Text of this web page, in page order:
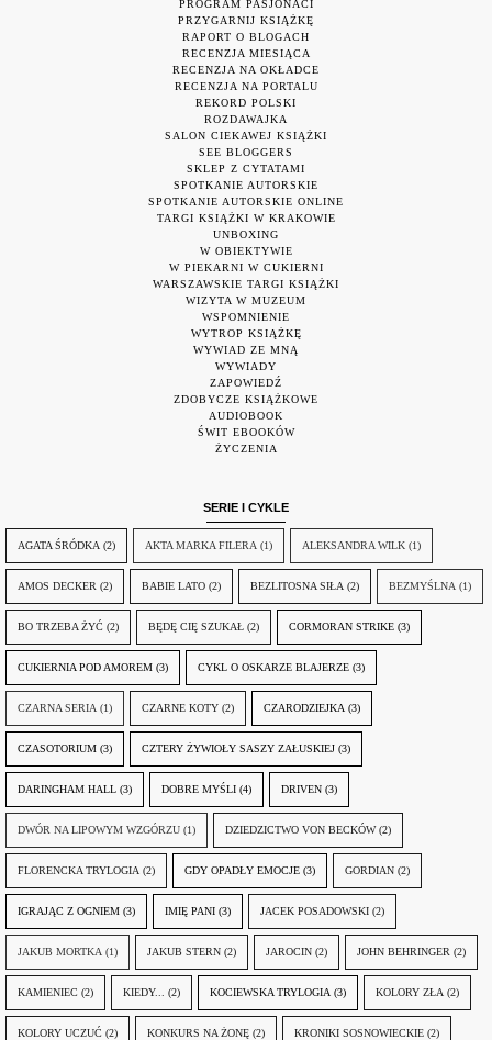
PROGRAM PASJONACI
PRZYGARNIJ KSIĄŻKĘ
RAPORT O BLOGACH
RECENZJA MIESIĄCA
RECENZJA NA OKŁADCE
RECENZJA NA PORTALU
REKORD POLSKI
ROZDAWAJKA
SALON CIEKAWEJ KSIĄŻKI
SEE BLOGGERS
SKLEP Z CYTATAMI
SPOTKANIE AUTORSKIE
SPOTKANIE AUTORSKIE ONLINE
TARGI KSIĄŻKI W KRAKOWIE
UNBOXING
W OBIEKTYWIE
W PIEKARNI W CUKIERNI
WARSZAWSKIE TARGI KSIĄŻKI
WIZYTA W MUZEUM
WSPOMNIENIE
WYTROP KSIĄŻKĘ
WYWIAD ZE MNĄ
WYWIADY
ZAPOWIEDŹ
ZDOBYCZE KSIĄŻKOWE
AUDIOBOOK
ŚWIT EBOOKÓW
ŻYCZENIA
SERIE I CYKLE
AGATA ŚRÓDKA (2) AKTA MARKA FILERA (1) ALEKSANDRA WILK (1)
AMOS DECKER (2) BABIE LATO (2) BEZLITOSNA SIŁA (2) BEZMYŚLNA (1)
BO TRZEBA ŻYĆ (2) BĘDĘ CIĘ SZUKAŁ (2) CORMORAN STRIKE (3)
CUKIERNIA POD AMOREM (3) CYKL O OSKARZE BLAJERZE (3)
CZARNA SERIA (1) CZARNE KOTY (2) CZARODZIEJKA (3)
CZASOTORIUM (3) CZTERY ŻYWIOŁY SASZY ZAŁUSKIEJ (3)
DARINGHAM HALL (3) DOBRE MYŚLI (4) DRIVEN (3)
DWÓR NA LIPOWYM WZGÓRZU (1) DZIEDZICTWO VON BECKÓW (2)
FLORENCKA TRYLOGIA (2) GDY OPADŁY EMOCJE (3) GORDIAN (2)
IGRAJĄC Z OGNIEM (3) IMIĘ PANI (3) JACEK POSADOWSKI (2)
JAKUB MORTKA (1) JAKUB STERN (2) JAROCIN (2) JOHN BEHRINGER (2)
KAMIENIEC (2) KIEDY... (2) KOCIEWSKA TRYLOGIA (3) KOLORY ZŁA (2)
KOLORY UCZUĆ (2) KONKURS NA ŻONĘ (2) KRONIKI SOSNOWIECKIE (2)